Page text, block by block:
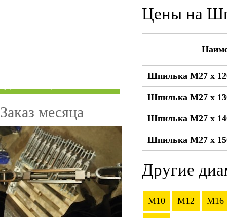
Цены на
Шпилька М27 x
Шпилька М27 x
Шпилька М27 x
Шпилька М27 x
Другие
M10 M12 M16
Заказ месяца